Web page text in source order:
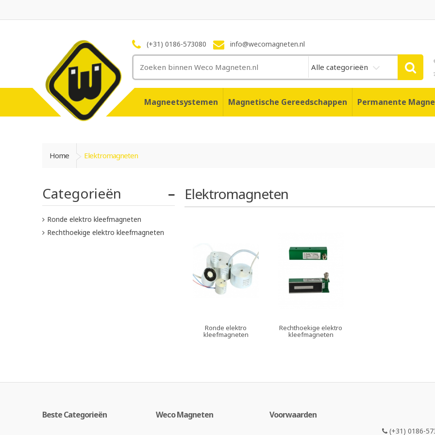
(+31) 0186-573080 info@wecomagneten.nl
Alle categorieën
Magneetsystemen Magnetische Gereedschappen Permanente
Home Elektromagneten
Categorieën
Ronde elektro kleefmagneten
Rechthoekige elektro kleefmagneten
Elektromagneten
Ronde elektro
kleefmagneten
Rechthoekige elektro
kleefmagneten
(+31) 0186-
Beste Categorieën Weco Magneten Voorwaarden